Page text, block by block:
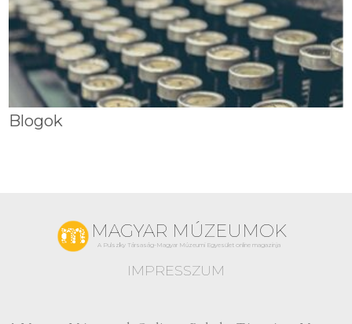
Blogok
MAGYAR MÚZEUMOK
A Pulszky Társaság-Magyar Múzeumi Egyesület online magazinja
IMPRESSZUM